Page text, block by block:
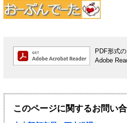
PDF形式
Adobe
このページに関するお問い